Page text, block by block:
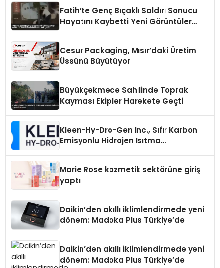
Fatih’te Genç Bıçaklı Saldırı Sonucu
Hayatını Kaybetti Yeni Görüntüler
Cesur Packaging, Mısır’daki Üretim
Üssünü Büyütüyor
Büyükçekmece Sahilinde Toprak
Kayması Ekipler Harekete Geçti
Kleen-Hy-Dro-Gen Inc., Sıfır Karbon
Emisyonlu Hidrojen Isıtma
Marie Rose kozmetik sektörüne giriş
yaptı
Daikin’den akıllı iklimlendirmede yeni
dönem: Madoka Plus Türkiye’de
Daikin’den akıllı iklimlendirmede yeni
dönem: Madoka Plus Türkiye’de